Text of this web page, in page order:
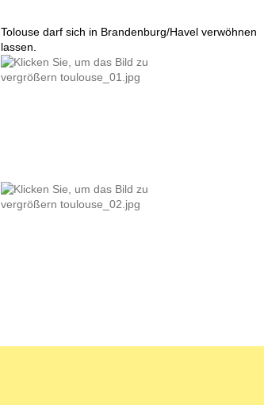
Tolouse darf sich in Brandenburg/Havel verwöhnen
lassen.